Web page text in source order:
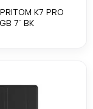
K7 PRO
7¨ BK